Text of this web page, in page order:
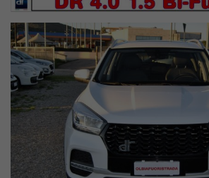
*Passaggio di proprietà a carico
Si accettano permute, previa visione.
Tagliando di pre-consegna
Controlli della nostra officina
Igienizzazione completa
Oltre 30 anni di esperienza nei 4x4
Olbiafuoristrada Srl - Costa Smeralda
Via Cracovia n°2 - OLBIA - OT
. 0789 - 51000
+39 349 251 3229 ALESSANDRO
+39 331 331 2306 STEFANO